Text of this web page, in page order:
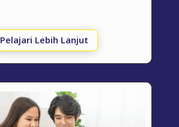
Pelajari Lebih Lanjut